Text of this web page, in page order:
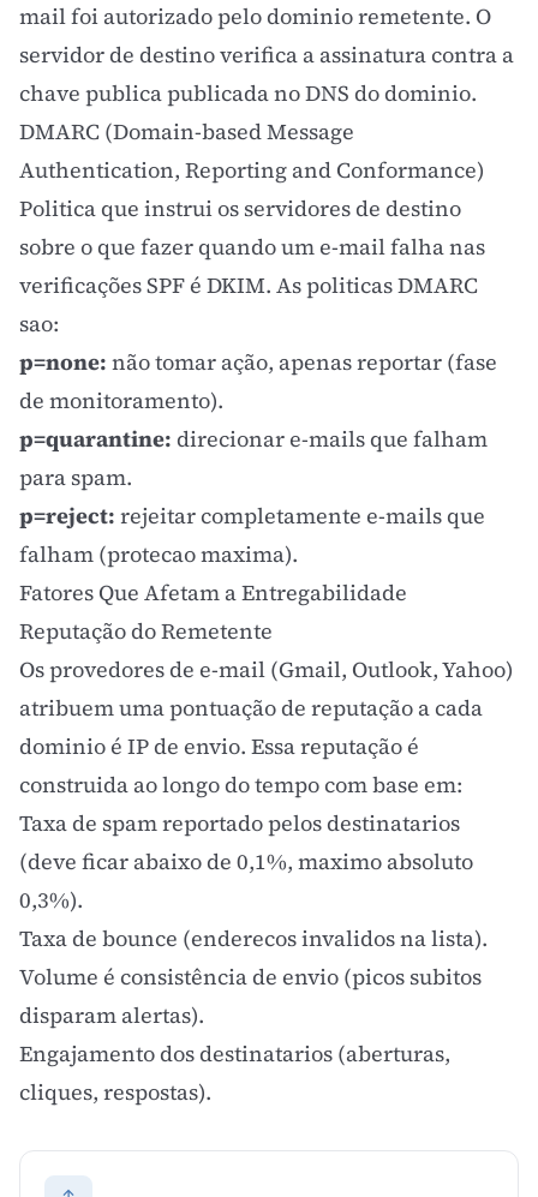
mail foi autorizado pelo dominio remetente. O
servidor de destino verifica a assinatura contra a
chave publica publicada no DNS do dominio.
DMARC (Domain-based Message
Authentication, Reporting and Conformance)
Politica que instrui os servidores de destino
sobre o que fazer quando um e-mail falha nas
verificações SPF é DKIM. As politicas DMARC
sao:
p=none: não tomar ação, apenas reportar (fase
de monitoramento).
p=quarantine: direcionar e-mails que falham
para spam.
p=reject: rejeitar completamente e-mails que
falham (protecao maxima).
Fatores Que Afetam a Entregabilidade
Reputação do Remetente
Os provedores de e-mail (Gmail, Outlook, Yahoo)
atribuem uma pontuação de reputação a cada
dominio é IP de envio. Essa reputação é
construida ao longo do tempo com base em:
Taxa de spam reportado pelos destinatarios
(deve ficar abaixo de 0,1%, maximo absoluto
0,3%).
Taxa de bounce (enderecos invalidos na lista).
Volume é consistência de envio (picos subitos
disparam alertas).
Engajamentodos destinatarios (aberturas,
cliques, respostas).